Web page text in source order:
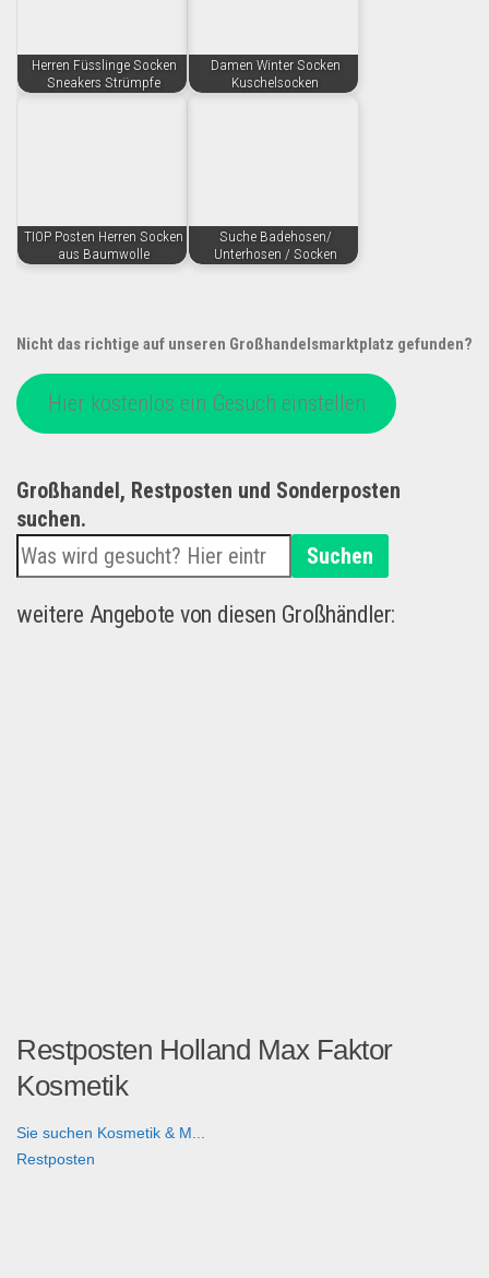
Herren Füsslinge Socken
Sneakers Strümpfe
Damen Winter Socken
Kuschelsocken
TIOP Posten Herren Socken
aus Baumwolle
Suche Badehosen/
Unterhosen / Socken
Nicht das richtige auf unseren Großhandelsmarktplatz gefunden?
Hier kostenlos ein Gesuch einstellen
Großhandel, Restposten und Sonderposten
suchen.
Suchen
weitere Angebote von diesen Großhändler:
Restposten Holland Max Faktor
Kosmetik
Sie suchen Kosmetik & M...
Restposten